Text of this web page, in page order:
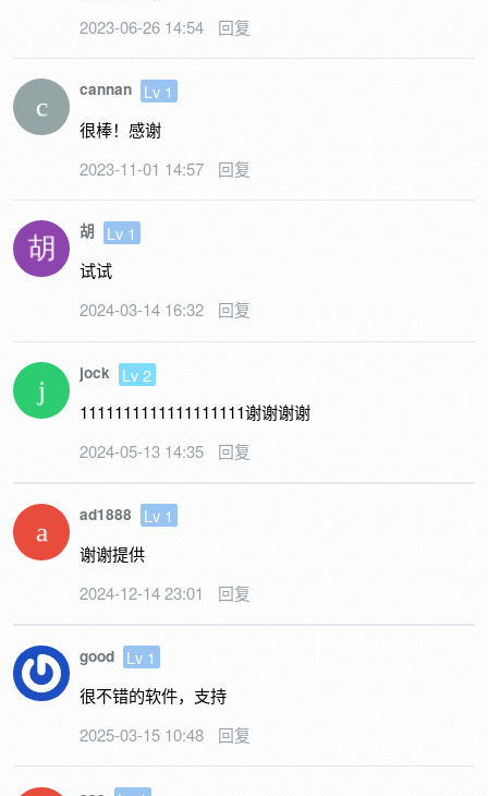
2023-06-26 14:54
回复
cannan
Lv 1
很棒！感谢
2023-11-01 14:57
回复
胡
Lv 1
试试
2024-03-14 16:32
回复
jock
Lv 2
1111111111111111111谢谢谢谢
2024-05-13 14:35
回复
ad1888
Lv 1
谢谢提供
2024-12-14 23:01
回复
good
Lv 1
很不错的软件，支持
2025-03-15 10:48
回复